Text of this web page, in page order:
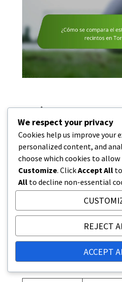
¿Cómo se
estadio con
en Toronto?
El estadio de la
una capacidad de asientos
5,000, lo que lo hace más
otros recintos de la
y el Scotiabank Arena. Sin
significado histórico y
para eventos
comunitarias.
We respect your privacy
Cookies help us improve your
personalized content, and
choose which cookies to allow
Customize. ClickAccept All
All to decline non-essential
REJECT
ACCEPT